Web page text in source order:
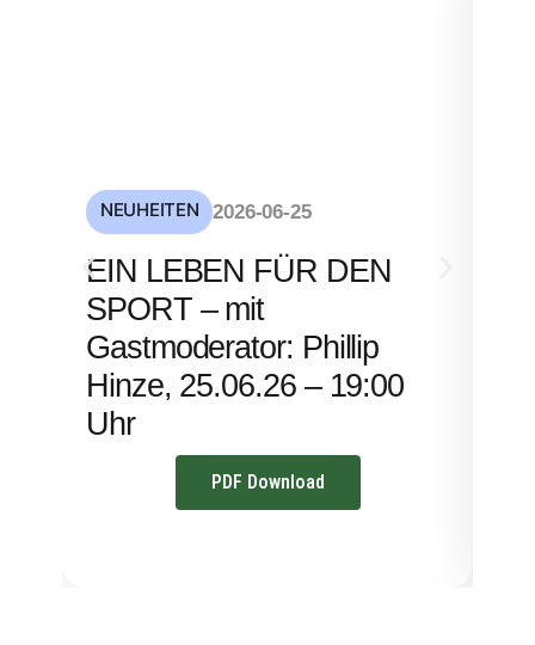
NEUHEITEN 2026-06-25
EIN LEBEN FÜR DEN
SPORT – mit
Gastmoderator: Phillip
Hinze, 25.06.26 – 19:00
Uhr
PDF Download